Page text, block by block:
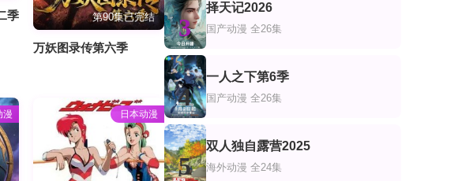
季 第90集已完结
万妖图录传第六季
漫 日本动漫
3
择天记2026
国产动漫 全26集
4
一人之下第6季
国产动漫 全26集
5
双人独自露营2025
海外动漫 全24集